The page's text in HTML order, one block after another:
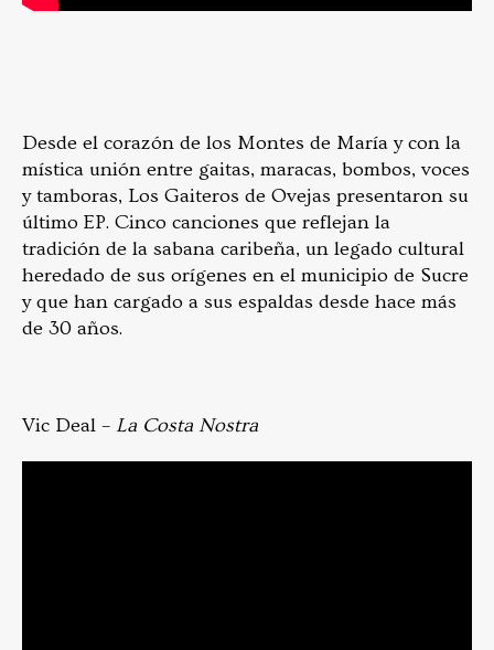
Desde el corazón de los Montes de María y con la
mística unión entre gaitas, maracas, bombos, voces
y tamboras, Los Gaiteros de Ovejas presentaron su
último EP. Cinco canciones que reflejan la
tradición de la sabana caribeña, un legado cultural
heredado de sus orígenes en el municipio de Sucre
y que han cargado a sus espaldas desde hace más
de 30 años.
Vic Deal – La Costa Nostra